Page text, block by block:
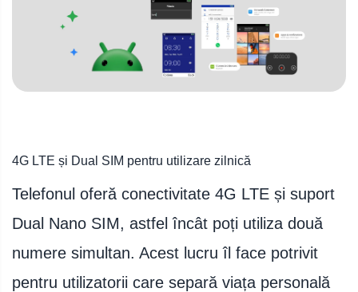
4G LTE și Dual SIM pentru utilizare zilnică
Telefonul oferă conectivitate 4G LTE și suport
Dual Nano SIM, astfel încât poți utiliza două
numere simultan. Acest lucru îl face potrivit
pentru utilizatorii care separă viața personală